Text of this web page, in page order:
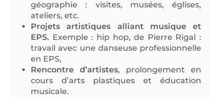
géographie : visites, musées, églises,
ateliers, etc.
Projets artistiques alliant musique et
EPS. Exemple : hip hop, de Pierre Rigal :
travail avec une danseuse professionnelle
en EPS,
Rencontre d’artistes, prolongement en
cours d’arts plastiques et éducation
musicale.